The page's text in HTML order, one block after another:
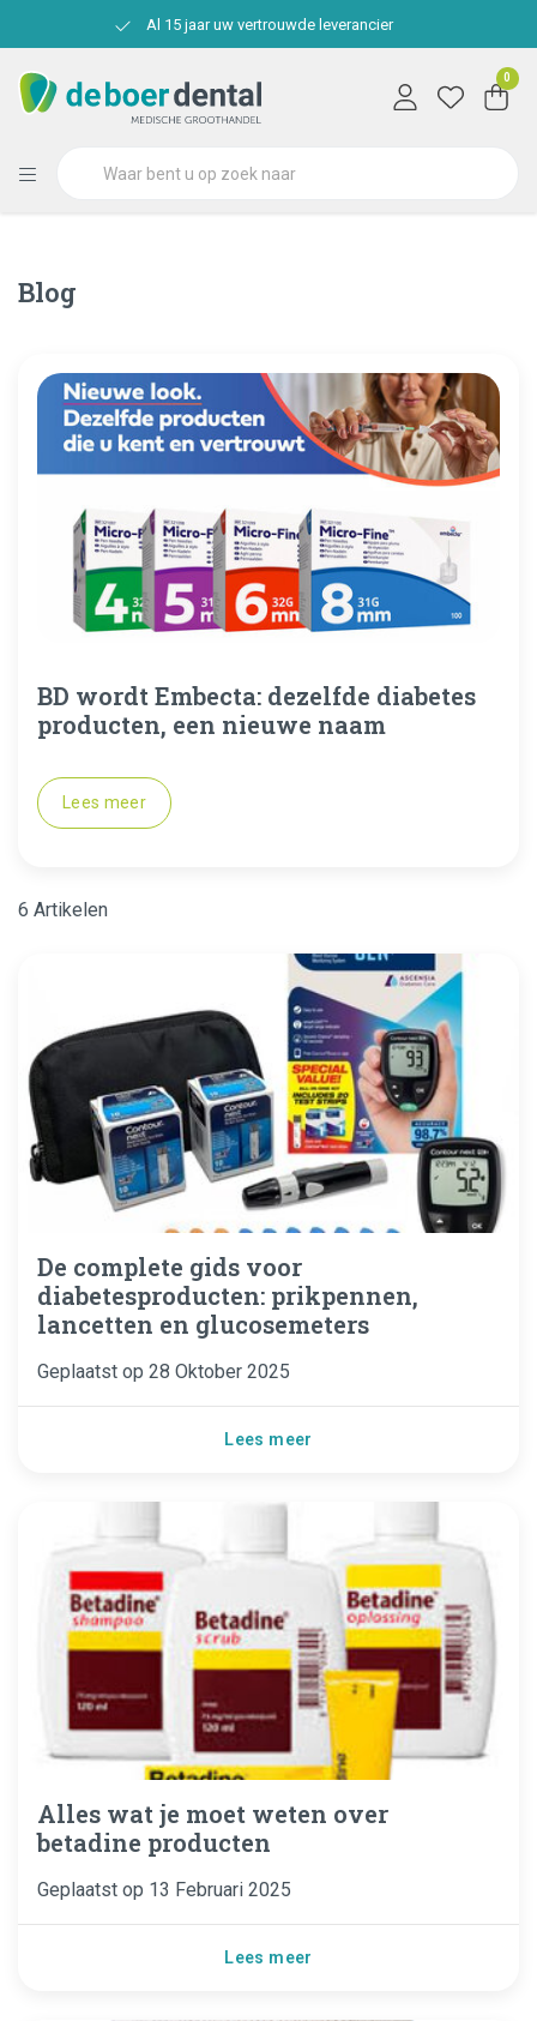
Al 15 jaar uw vertrouwde leverancier
0
Blog
BD wordt Embecta: dezelfde diabetes
producten, een nieuwe naam
Lees meer
6 Artikelen
De complete gids voor
diabetesproducten: prikpennen,
lancetten en glucosemeters
Geplaatst op 28 Oktober 2025
Lees meer
Alles wat je moet weten over
betadine producten
Geplaatst op 13 Februari 2025
Lees meer